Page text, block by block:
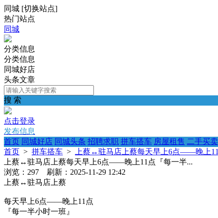
同城 [切换站点]
热门站点
同城
分类信息
分类信息
同城好店
头条文章
搜 索
点击登录
发布信息
首页 同城好店 同城头条 招聘求职 拼车搭车 房屋租售 二手买卖
首页 > 拼车搭车 >
上蔡↔️驻马店上蔡每天早上6点——晚上
上蔡↔️驻马店上蔡每天早上6点——晚上11点『每一半...
浏览：297 刷新：2025-11-29 12:42
上蔡↔️驻马店上蔡
每天早上6点——晚上11点
『每一半小时一班』